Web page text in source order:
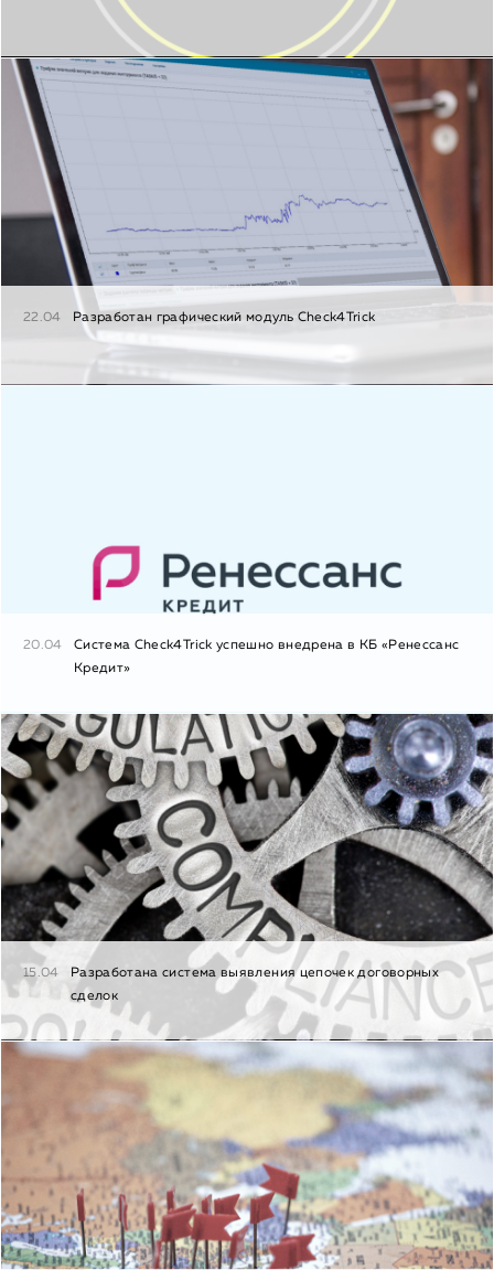
22.04 Разработан графический модуль Check4Trick
20.04
Система Check4Trick успешно внедрена в КБ «Ренессанс
Кредит»
15.04
Разработана система выявления цепочек договорных
сделок